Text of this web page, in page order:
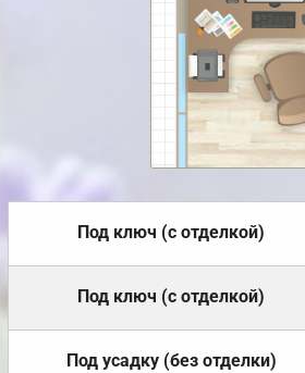
Под ключ (с отделкой)
Под ключ (с отделкой)
Под усадку (без отделки)